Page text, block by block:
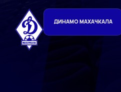
ДИНАМО МАХАЧКАЛА